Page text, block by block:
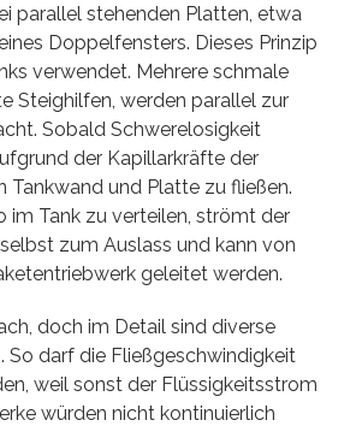
parallel stehenden Platten, etwa
Doppelfensters. Dieses Prinzip
verwendet. Mehrere schmale
Steighilfen, werden parallel zur
Sobald Schwerelosigkeit
der Kapillarkräfte der
Tankwand und Platte zu fließen.
im Tank zu verteilen, strömt der
zum Auslass und kann von
geleitet werden.
doch im Detail sind diverse
So darf die Fließgeschwindigkeit
weil sonst der Flüssigkeitsstrom
würden nicht kontinuierlich